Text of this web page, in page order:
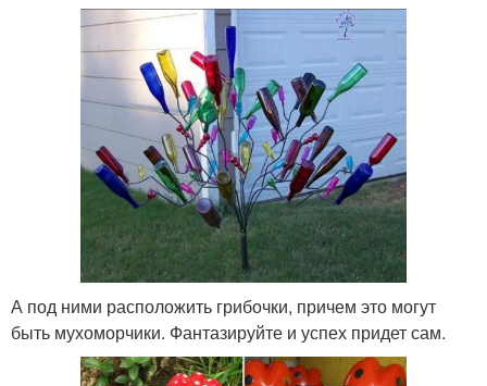
А под ними расположить грибочки, причем это могут
быть мухоморчики. Фантазируйте и успех придет сам.